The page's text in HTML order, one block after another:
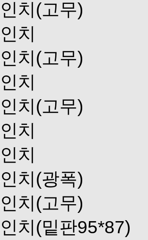
치(고무)
치
치(고무)
치
치(고무)
치
치
치(광폭)
치(고무)
치(밑판95*87)